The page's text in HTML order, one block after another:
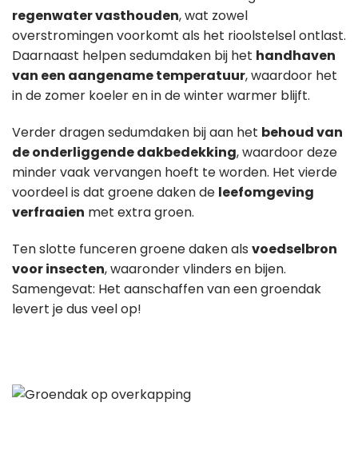
regenwater vasthouden, wat zowel
overstromingen voorkomt als het rioolstelsel ontlast.
Daarnaast helpen sedumdaken bij het handhaven
van een aangename temperatuur, waardoor het
in de zomer koeler en in de winter warmer blijft.
Verder dragen sedumdaken bij aan het behoud van
de onderliggende dakbedekking, waardoor deze
minder vaak vervangen hoeft te worden. Het vierde
voordeel is dat groene daken de leefomgeving
verfraaien met extra groen.
Ten slotte funceren groene daken als voedselbron
voor insecten, waaronder vlinders en bijen.
Samengevat: Het aanschaffen van een groendak
levert je dus veel op!